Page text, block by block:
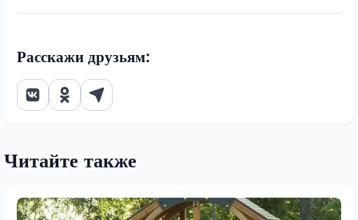
Расскажи друзьям:
Читайте также